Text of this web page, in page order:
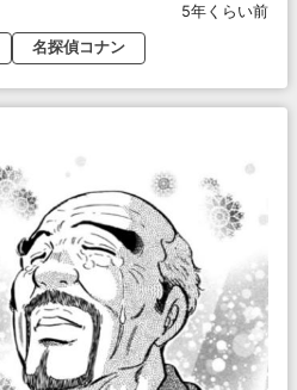
5年くらい前
名探偵コナン